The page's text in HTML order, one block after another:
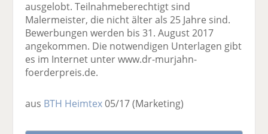
ausgelobt. Teilnahmeberechtigt sind
Malermeister, die nicht älter als 25 Jahre sind.
Bewerbungen werden bis 31. August 2017
angekommen. Die notwendigen Unterlagen gibt
es im Internet unter www.dr-murjahn-
foerderpreis.de.
aus BTH Heimtex05/17(Marketing)